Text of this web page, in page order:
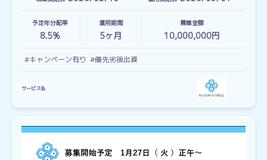
予定年分配率
8.5%
運用期間
5ヶ月
募集金額
10,000,000円
#キャンペーン有り #優先劣後出資
サービス名